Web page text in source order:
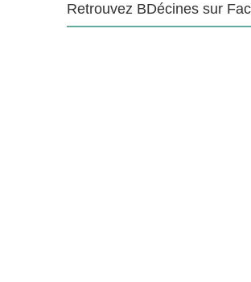
Retrouvez BDécines sur